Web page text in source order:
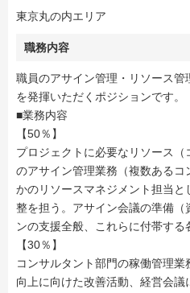
東京丸の内エリア
職務内容
職員のアサイン管理・リソース
を発揮いただくポジションです。
■業務内容
【50％】
プロジェクトに必要なリソース（
のアサイン管理業務（複数ある
かのリソースマネジメント担当
整を担う。アサイン会議の準備（
ンの支援全般、これらに付帯す
【30％】
コンサルタント部門の稼働管理
向上に向けた改善活動、経営会議